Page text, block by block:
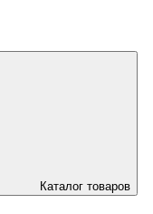
Каталог товаров